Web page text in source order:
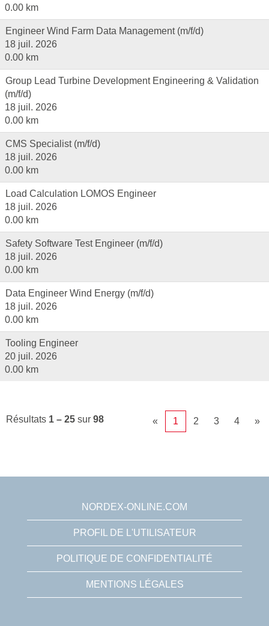
0.00 km
Engineer Wind Farm Data Management (m/f/d)
18 juil. 2026
0.00 km
Group Lead Turbine Development Engineering & Validation
(m/f/d)
18 juil. 2026
0.00 km
CMS Specialist (m/f/d)
18 juil. 2026
0.00 km
Load Calculation LOMOS Engineer
18 juil. 2026
0.00 km
Safety Software Test Engineer (m/f/d)
18 juil. 2026
0.00 km
Data Engineer Wind Energy (m/f/d)
18 juil. 2026
0.00 km
Tooling Engineer
20 juil. 2026
0.00 km
Résultats 1 – 25 sur 98 « 1 2 3 4 »
NORDEX-ONLINE.COM
PROFIL DE L'UTILISATEUR
POLITIQUE DE CONFIDENTIALITÉ
MENTIONS LÉGALES